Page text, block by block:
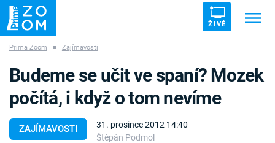
ŽIVĚ
ZÁHADY VETŘELCI DÁVNOVĚKU
Prima Zoom ■ Zajímavosti
ZAJÍMAVOSTI
31. prosince 2012 14:40
Štěpán Podmol
Budeme se učit ve spaní? Mozek
počítá, i když o tom nevíme